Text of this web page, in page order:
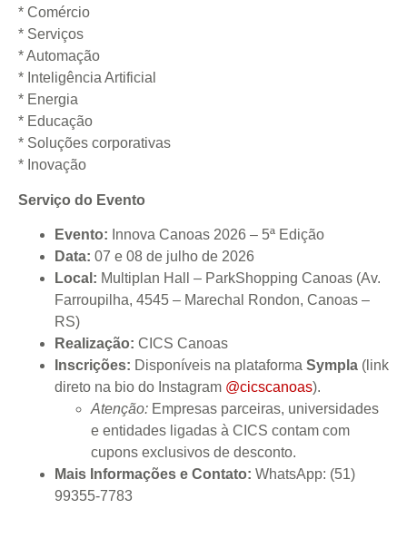
* Comércio
* Serviços
* Automação
* Inteligência Artificial
* Energia
* Educação
* Soluções corporativas
* Inovação
Serviço do Evento
Evento: Innova Canoas 2026 – 5ª Edição
Data: 07 e 08 de julho de 2026
Local: Multiplan Hall – ParkShopping Canoas (Av.
Farroupilha, 4545 – Marechal Rondon, Canoas –
RS)
Realização: CICS Canoas
Inscrições: Disponíveis na plataforma Sympla (link
direto na bio do Instagram @cicscanoas).
Atenção: Empresas parceiras, universidades
e entidades ligadas à CICS contam com
cupons exclusivos de desconto.
Mais Informações e Contato: WhatsApp: (51)
99355-7783